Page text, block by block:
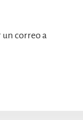
un correo a